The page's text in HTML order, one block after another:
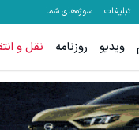
تبلیغات سوژه‌های شما
ویدیو روزنامه نقل و